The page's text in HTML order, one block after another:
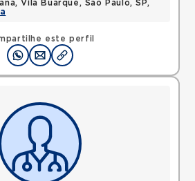
este perfil
Vila Buarque, Sao Paulo, SP,